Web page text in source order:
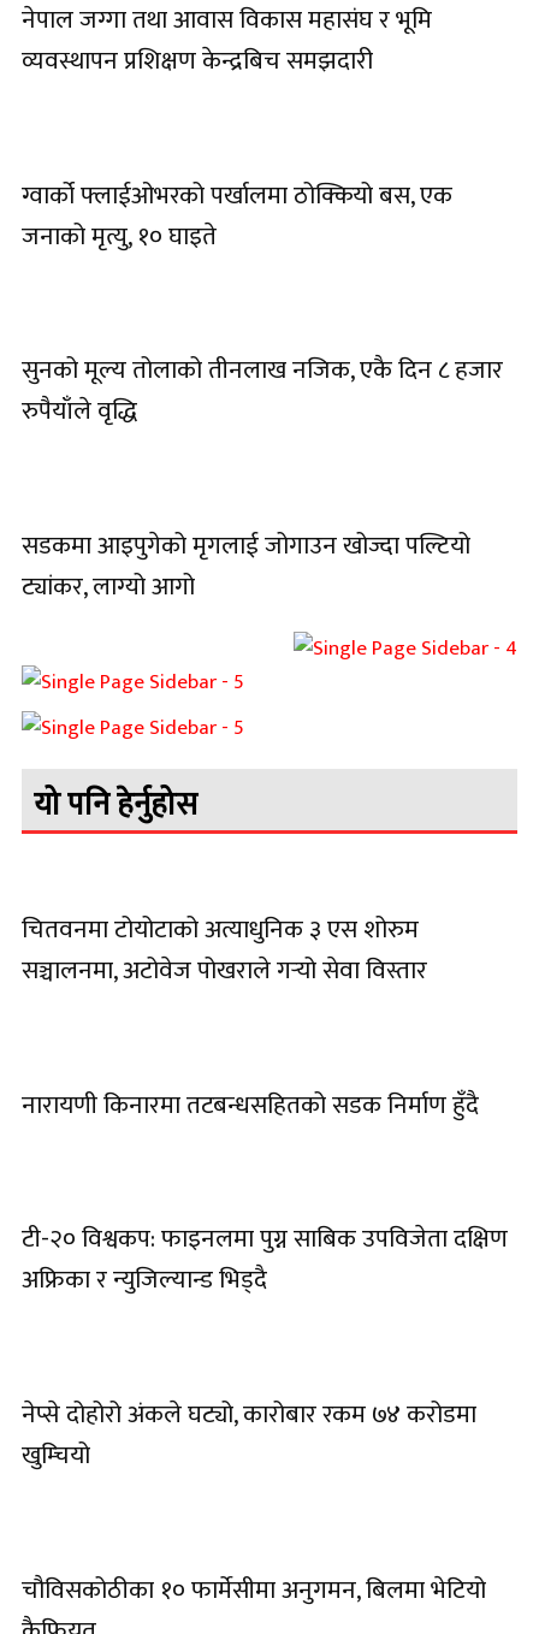
नेपाल जग्गा तथा आवास विकास महासंघ र भूमि
व्यवस्थापन प्रशिक्षण केन्द्रबिच समझदारी
ग्वार्को फ्लाईओभरको पर्खालमा ठोक्कियो बस, एक
जनाको मृत्यु, १० घाइते
सुनको मूल्य तोलाको तीनलाख नजिक, एकै दिन ८ हजार
रुपैयाँले वृद्धि
सडकमा आइपुगेको मृगलाई जोगाउन खोज्दा पल्टियो
ट्यांकर, लाग्यो आगो
यो पनि हेर्नुहोस
चितवनमा टोयोटाको अत्याधुनिक ३ एस शोरुम
सञ्चालनमा, अटोवेज पोखराले गर्‍यो सेवा विस्तार
नारायणी किनारमा तटबन्धसहितको सडक निर्माण हुँदै
टी-२० विश्वकप: फाइनलमा पुग्न साबिक उपविजेता दक्षिण
अफ्रिका र न्युजिल्यान्ड भिड्दै
नेप्से दोहोरो अंकले घट्यो, कारोबार रकम ७४ करोडमा
खुम्चियो
चौविसकोठीका १० फार्मेसीमा अनुगमन, बिलमा भेटियो